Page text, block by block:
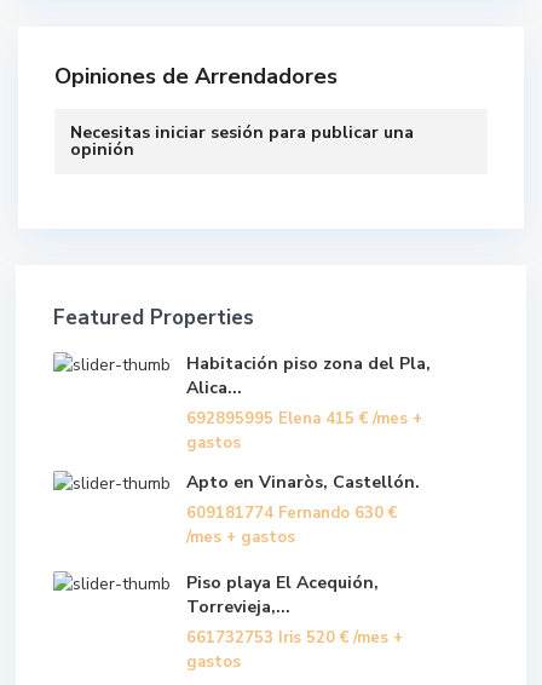
Opiniones de Arrendadores
Necesitas iniciar sesión para publicar una
opinión
Featured Properties
Habitación piso zona del Pla,
Alica...
692895995 Elena 415 € /mes +
gastos
Apto en Vinaròs, Castellón.
609181774 Fernando 630 €
/mes + gastos
Piso playa El Acequión,
Torrevieja,...
661732753 Iris 520 € /mes +
gastos